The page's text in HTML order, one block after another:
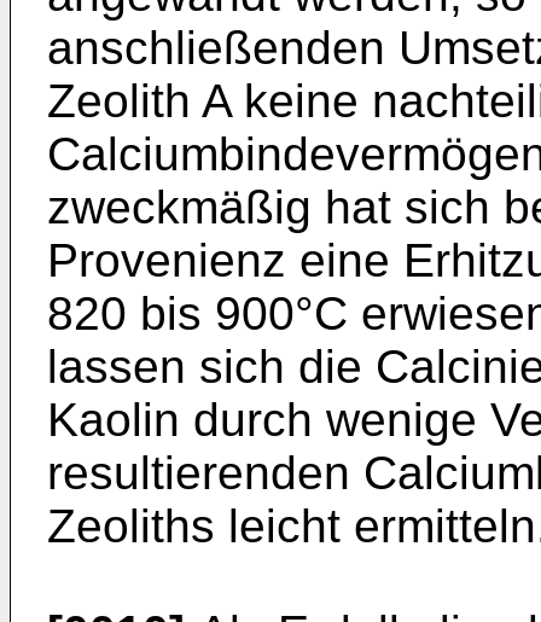
anschließenden
Zeolith A keine
zweckmäßig hat sich
Provenienz eine
820 bis 900°C
lassen sich die
Kaolin durch wenige
resultierenden
Zeoliths leicht